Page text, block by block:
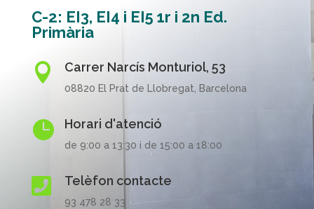
C-2: EI3, EI4 i EI5 1r i 2n Ed.
Primària
 Carrer Narcís Monturiol, 53
08820 El Prat de Llobregat, Barcelona
 Horari d'atenció
de 9:00 a 13:30 i de 15:00 a 18:00
 Telèfon contacte
93 478 28 33